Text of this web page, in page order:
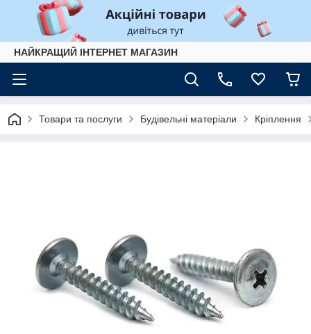
НАЙКРАЩИЙ ІНТЕРНЕТ МАГАЗИН
Товари та послуги Будівельні матеріали Кріплення